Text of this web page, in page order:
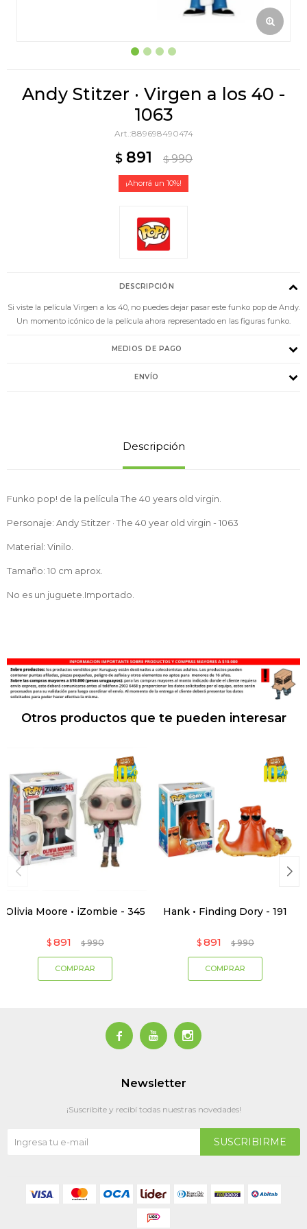
Andy Stitzer · Virgen a los 40 -
1063
889698490474
$ 891 $ 990
10
DESCRIPCIÓN
Si viste la película Virgen a los 40, no puedes dejar pasar este funko pop de Andy.
Un momento icónico de la película ahora representado en las figuras funko.
MEDIOS DE PAGO
ENVÍO
Descripción
Funko pop! de la película The 40 years old virgin.
Personaje: Andy Stitzer · The 40 year old virgin - 1063
Material: Vinilo.
Tamaño: 10 cm aprox.
No es un juguete.Importado.
Otros productos que te pueden interesar
Olivia Moore • iZombie - 345
$ 891 $ 990
Hank • Finding Dory - 191
$ 891 $ 990
  
Newsletter
¡Suscribite y recibí todas nuestras novedades!
SUSCRIBIRME